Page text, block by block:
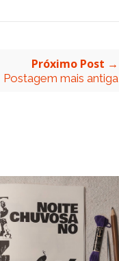
Próximo Post →
Postagem mais antiga